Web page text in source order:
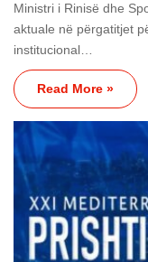
Ministri i Rinisë dhe
aktuale në përgatitjet
institucional…
Read More »